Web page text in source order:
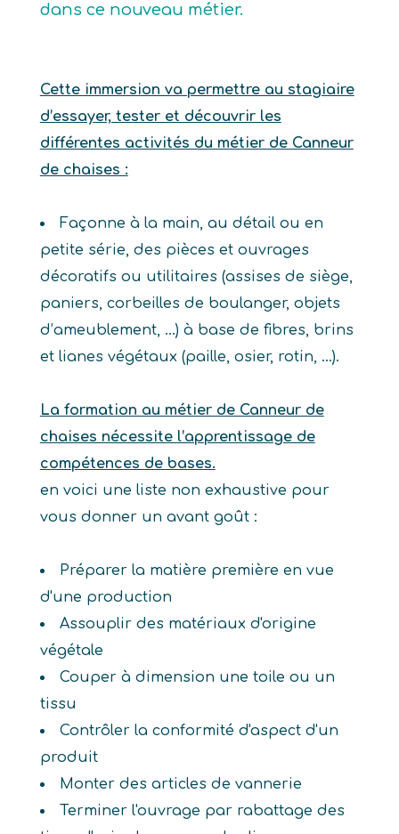
dans ce nouveau métier.
Cette immersion va permettre au stagiaire
d’essayer, tester et découvrir les
différentes activités du métier de Canneur
de chaises :
Façonne à la main, au détail ou en
petite série, des pièces et ouvrages
décoratifs ou utilitaires (assises de siège,
paniers, corbeilles de boulanger, objets
d’ameublement, …) à base de fibres, brins
et lianes végétaux (paille, osier, rotin, …).
La formation au métier de Canneur de
chaises nécessite l’apprentissage de
compétences de bases.
en voici une liste non exhaustive pour
vous donner un avant goût :
Préparer la matière première en vue
d'une production
Assouplir des matériaux d'origine
végétale
Couper à dimension une toile ou un
tissu
Contrôler la conformité d'aspect d'un
produit
Monter des articles de vannerie
Terminer l'ouvrage par rabattage des